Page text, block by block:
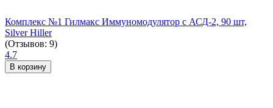
Комплекс №1 Гилмакс Иммуномодулятор с АСД-2, 90 шт,
Silver Hiller
(Отзывов: 9)
4.7
В корзину